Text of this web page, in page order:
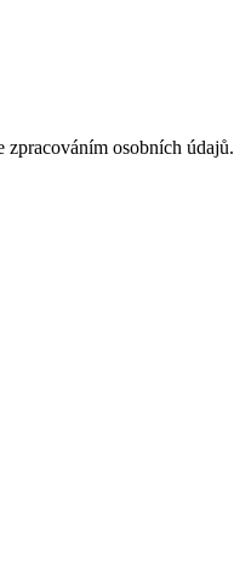
zpracováním osobních údajů.